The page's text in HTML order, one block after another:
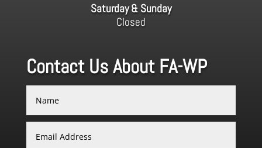
Saturday & Sunday
Closed
Contact Us About FA-WP